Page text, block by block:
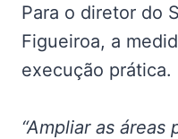
Para o diretor do
Figueiroa, a
execução prática.
“Ampliar as áreas